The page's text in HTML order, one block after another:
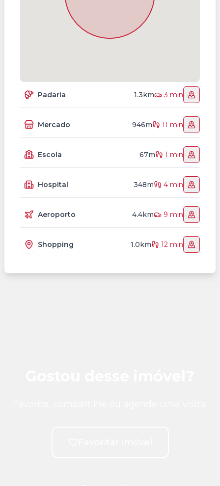
Padaria 1.3km 3 min
Mercado 946m 11 min
Escola 67m 1 min
Hospital 348m 4 min
Aeroporto 4.4km 9 min
Shopping 1.0km 12 min